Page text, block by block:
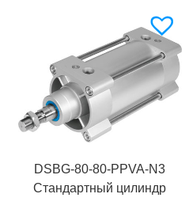
DSBG-80-80-PPVA-N3
Стандартный цилиндр